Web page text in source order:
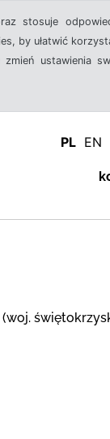
stosuje
by ułatwić
ustawienia
PL EN